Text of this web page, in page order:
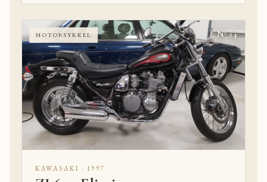
MOTORSYKKEL Nº 14
KAWASAKI · 1997